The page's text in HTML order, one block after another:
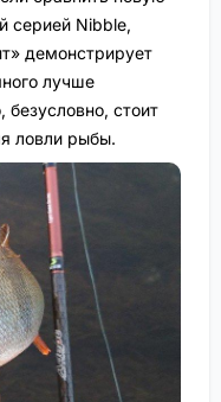
серией Nibble,
демонстрирует
лучше
безусловно, стоит
ловли рыбы.